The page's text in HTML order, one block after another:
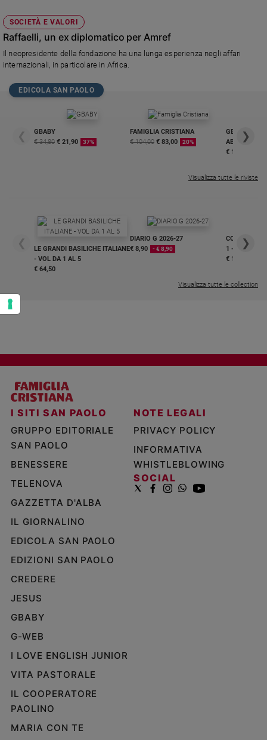
Contatti
Pubblicità
Registrati
SOCIETÀ E VALORI
Raffaelli, un ex diplomatico per Amref
Il neopresidente della fondazione ha una lunga esperienza negli affari
internazionali, in particolare in Africa.
EDICOLA SAN PAOLO
❮
GBABY
€ 34,80 € 21,90 37%
FAMIGLIA CRISTIANA
€ 104,00 € 83,00 20%
GBABY
€ 16,99
❯
Visualizza tutte le riviste
❮
LE GRANDI BASILICHE ITALIANE
- VOL DA 1 AL 5
€ 64,50
DIARIO G 2026-27
€ 8,90
- € 8,90
COLLANA
1 - 2
€ 18,50
❯
Visualizza tutte le collection
I SITI SAN PAOLO
GRUPPO EDITORIALE
SAN PAOLO
BENESSERE
TELENOVA
GAZZETTA D'ALBA
IL GIORNALINO
EDICOLA SAN PAOLO
EDIZIONI SAN PAOLO
CREDERE
JESUS
GBABY
G-WEB
I LOVE ENGLISH JUNIOR
VITA PASTORALE
IL COOPERATORE
PAOLINO
MARIA CON TE
NOTE LEGALI
PRIVACY POLICY
INFORMATIVA
WHISTLEBLOWING
SOCIAL